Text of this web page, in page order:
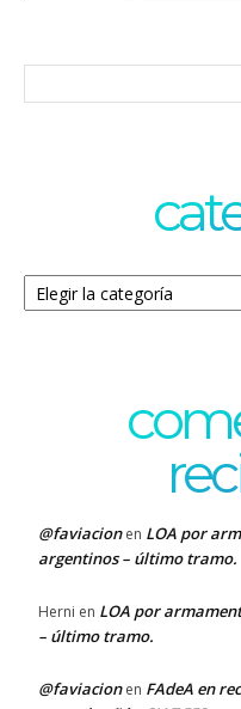
Categorías
@faviacionen LOA por
argentinos – último tramo.
Herni en LOA por
– último tramo.
@faviacionen FAdeA en